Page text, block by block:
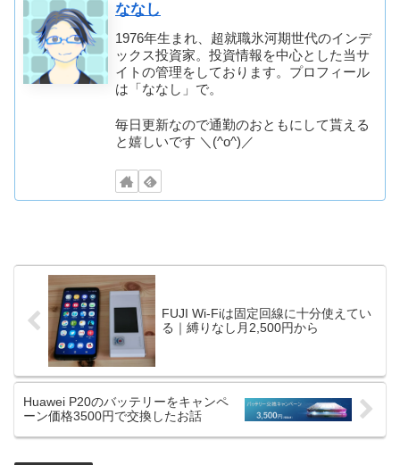
ななし
1976年生まれ、超就職氷河期世代のインデ
ックス投資家。投資情報を中心とした当サ
イトの管理をしております。プロフィール
は「ななし」で。
毎日更新なので通勤のおともにして貰える
と嬉しいです ＼(^o^)／
FUJI Wi-Fiは固定回線に十分使えてい
る｜縛りなし月2,500円から
Huawei P20のバッテリーをキャンペ
ーン価格3500円で交換したお話